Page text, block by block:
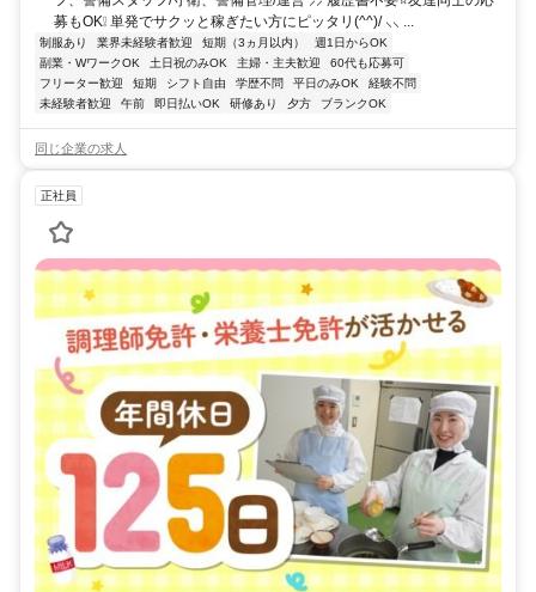
募もOK❕ 単発でサクッと稼ぎたい方にピッタリ(^^)/ ⸜⸜ ...
制服あり 業界未経験者歓迎 短期（3ヵ月以内）
週1日からOK
副業・WワークOK
土日祝のみOK 主婦・主夫歓迎
60代も応募可
フリーター歓迎
短期 シフト自由 学歴不問 平日のみOK
経験不問
未経験者歓迎
午前 即日払いOK 研修あり 夕方 ブランクOK
同じ企業の求人
正社員